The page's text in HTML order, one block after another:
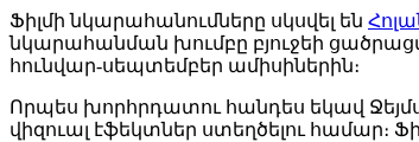
Ֆիլմի նկարահանումները սկսվել են
նկարահանման խումբը բյուջեի
հունվար-սեպտեմբեր ամիսիներին։
Որպես խորհրդատու հանդես եկավ Ջեյմս
վիզուալ էֆեկտներ ստեղծելու համար։